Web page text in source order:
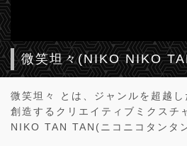
微笑坦々(NIKO NIKO
微笑坦々 とは、ジャンルを超越
創造するクリエイティブミクスチ
NIKO TAN TAN(ニコニコタンタ